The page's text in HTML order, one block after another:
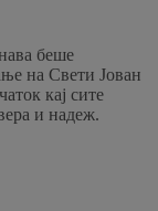
беше
на Свети Јован
кај сите
и надеж.